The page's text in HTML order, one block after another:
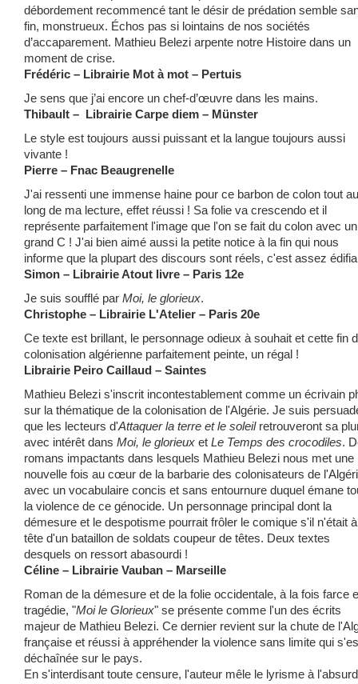
débordement recommencé tant le désir de prédation semble
fin, monstrueux. Échos pas si lointains de nos sociétés
d’accaparement. Mathieu Belezi arpente notre Histoire dans un
moment de crise.
Frédéric – Librairie Mot à mot – Pertuis
Je sens que j’ai encore un chef-d’œuvre dans les mains.
Thibault – Librairie Carpe diem – Münster
Le style est toujours aussi puissant et la langue toujours aussi
vivante !
Pierre – Fnac Beaugrenelle
J'ai ressenti une immense haine pour ce barbon de colon tout au
long de ma lecture, effet réussi ! Sa folie va crescendo et il
représente parfaitement l'image que l'on se fait du colon avec un
grand C ! J'ai bien aimé aussi la petite notice à la fin qui nous
informe que la plupart des discours sont réels, c'est assez
Simon – Librairie Atout livre – Paris 12e
Je suis soufflé par Moi, le glorieux.
Christophe – Librairie L'Atelier – Paris 20e
Ce texte est brillant, le personnage odieux à souhait et cette fin
colonisation algérienne parfaitement peinte, un régal !
Librairie Peiro Caillaud – Saintes
Mathieu Belezi s'inscrit incontestablement comme un écrivain
sur la thématique de la colonisation de l'Algérie. Je suis
que les lecteurs d'Attaquer la terre et le soleil retrouveront sa
avec intérêt dans Moi, le glorieux et Le Temps des crocodiles.
romans impactants dans lesquels Mathieu Belezi nous met une
nouvelle fois au cœur de la barbarie des colonisateurs de
avec un vocabulaire concis et sans entournure duquel émane
la violence de ce génocide. Un personnage principal dont la
démesure et le despotisme pourrait frôler le comique s'il n'était
tête d'un bataillon de soldats coupeur de têtes. Deux textes
desquels on ressort abasourdi !
Céline – Librairie Vauban – Marseille
Roman de la démesure et de la folie occidentale, à la fois farce
tragédie, "Moi le Glorieux" se présente comme l'un des écrits
majeur de Mathieu Belezi. Ce dernier revient sur la chute de
française et réussi à appréhender la violence sans limite qui
déchaînée sur le pays.
En s'interdisant toute censure, l'auteur mêle le lyrisme à